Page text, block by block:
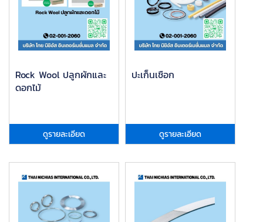
Rock Wool ปลูกผักและ
ดอกไม้
ดูรายละเอียด
ปะเก็นเชือก
ดูรายละเอียด